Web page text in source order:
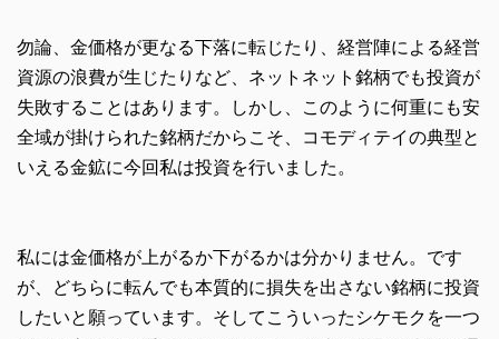
勿論、金価格が更なる下落に転じたり、経営陣による経営
資源の浪費が生じたりなど、ネットネット銘柄でも投資が
失敗することはあります。しかし、このように何重にも安
全域が掛けられた銘柄だからこそ、コモディテイの典型と
いえる金鉱に今回私は投資を行いました。
私には金価格が上がるか下がるかは分かりません。です
が、どちらに転んでも本質的に損失を出さない銘柄に投資
したいと願っています。そしてこういったシケモクを一つ